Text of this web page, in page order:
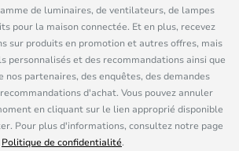
de luminaires, de ventilateurs, de lampes
pour la maison connectée. Et en plus, recevez
sur produits en promotion et autres offres, mais
personnalisés et des recommandations ainsi que
nos partenaires, des enquêtes, des demandes
d'achat. Vous pouvez annuler
en cliquant sur le lien approprié disponible
Pour plus d'informations, consultez notre page
Politique de confidentialité.